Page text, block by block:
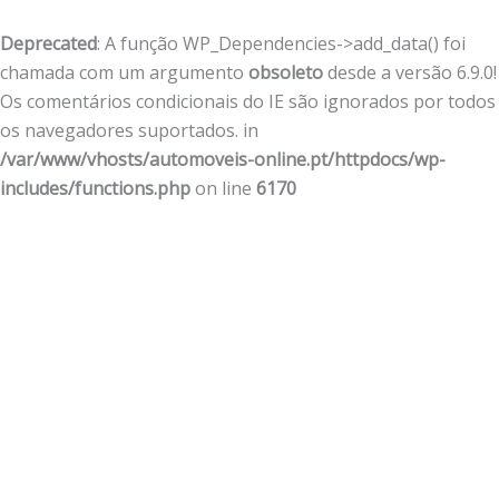
Deprecated: A função WP_Dependencies->add_data() foi
chamada com um argumento obsoletodesde a versão 6.9.0!
Os comentários condicionais do IE são ignorados por todos
os navegadores suportados. in
/var/www/vhosts/automoveis-online.pt/httpdocs/wp-
includes/functions.phpon line 6170